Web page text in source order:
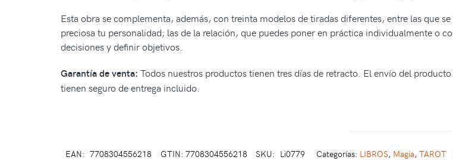
Esta obra se complementa, además, con treinta modelos de tiradas diferentes, entre las que
preciosa tu personalidad; las de la relación, que puedes poner en práctica individualmente o
decisiones y definir objetivos.
Garantía de venta: Todos nuestros productos tienen tres días de retracto. El envío del
tienen seguro de entrega incluido.
EAN: 7708304556218 GTIN: 7708304556218 SKU: Li0779 Categorías: LIBROS, Magia, TAROT